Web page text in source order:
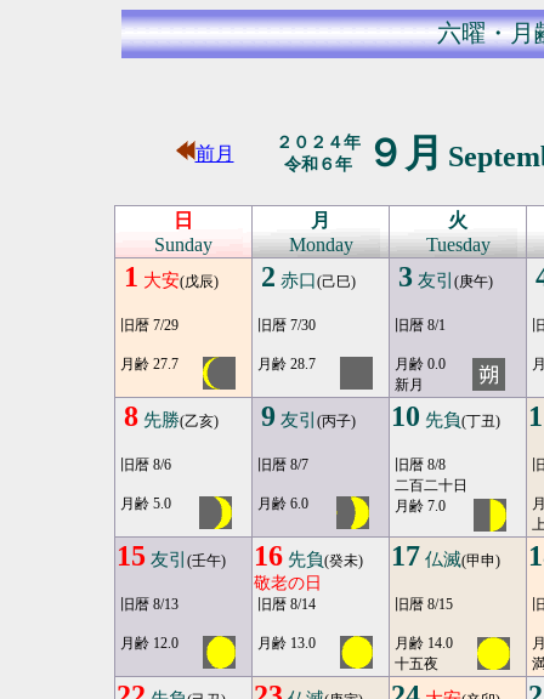
六曜・月
前月
２０２４年
令和６年
９月
日
Sunday
月
Monday
火
Tuesday
1 大安(戊辰)
旧暦 7/29
月齢 27.7
2 赤口(己巳)
旧暦 7/30
月齢 28.7
3 友引 (庚午)
旧暦 8/1
月齢 0.0
新月
8 先勝(乙亥)
旧暦 8/6
月齢 5.0
9 友引 (丙子)
旧暦 8/7
月齢 6.0
10 先負(丁丑)
旧暦 8/8
二百二十日
月齢 7.0
15 友引 (壬午)
旧暦 8/13
月齢 12.0
16 先負(癸未)
敬老の日
旧暦 8/14
月齢 13.0
17 仏滅(甲申)
旧暦 8/15
月齢 14.0
十五夜